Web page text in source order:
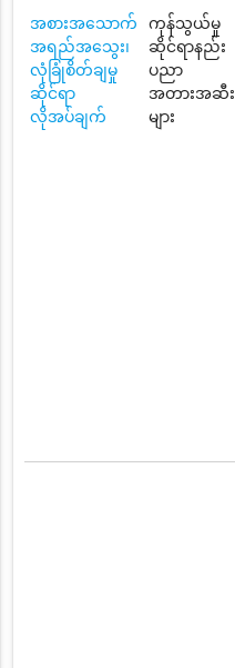
အစားအသောက်
အရည်အသွေး၊
လုံခြုံစိတ်ချမှု
ဆိုင်ရာ
လိုအပ်ချက်
ကုန်သွယ်မှု
ဆိုင်ရာနည်း
ပညာ
အတားအဆီး
များ